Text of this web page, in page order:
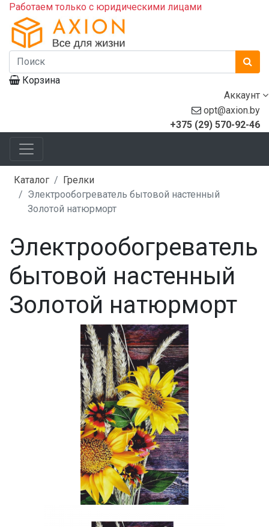
Работаем только с юридическими лицами
Корзина
Аккаунт
opt@axion.by
+375 (29) 570-92-46
Каталог
Грелки
Электрообогреватель бытовой настенный
Золотой натюрморт
Электрообогреватель
бытовой настенный
Золотой натюрморт